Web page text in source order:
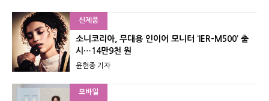
신제품
소니코리아, 무대용 인이어 모니터 ‘IER-M500’ 출
시…14만9천 원
윤현종 기자
모바일